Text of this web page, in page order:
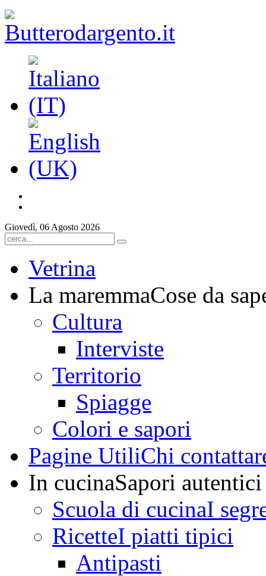
Giovedì, 06 Agosto 2026
Vetrina
La maremmaCose da
Cultura
Interviste
Territorio
Spiagge
Colori e sapori
Pagine UtiliChi
In cucinaSapori autentici
Scuola di cucinaI
RicetteI piatti tipici
Antipasti